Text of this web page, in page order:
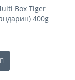
Box Tiger
400g